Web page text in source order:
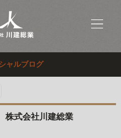
ャルブログ
式会社川建総業